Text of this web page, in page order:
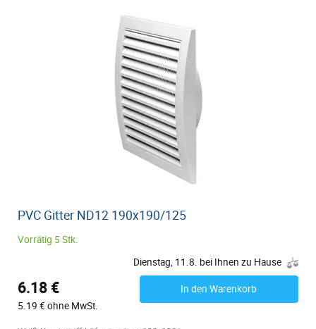
PVC Gitter ND12 190x190/125
Vorrätig 5 Stk.
Dienstag, 11.8. bei Ihnen zu Hause
6.18 €
5.19 € ohne MwSt.
In den Warenkorb